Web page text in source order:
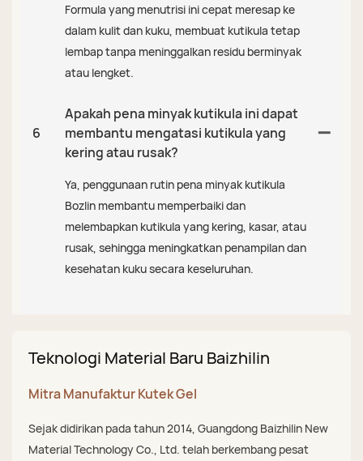
Formula yang menutrisi ini cepat meresap ke
dalam kulit dan kuku, membuat kutikula tetap
lembap tanpa meninggalkan residu berminyak
atau lengket.
6
Apakah pena minyak kutikula ini dapat
membantu mengatasi kutikula yang
kering atau rusak?
Ya, penggunaan rutin pena minyak kutikula
Bozlin membantu memperbaiki dan
melembapkan kutikula yang kering, kasar, atau
rusak, sehingga meningkatkan penampilan dan
kesehatan kuku secara keseluruhan.
Teknologi Material Baru Baizhilin
Mitra Manufaktur Kutek Gel
Sejak didirikan pada tahun 2014, Guangdong Baizhilin New
Material Technology Co., Ltd. telah berkembang pesat